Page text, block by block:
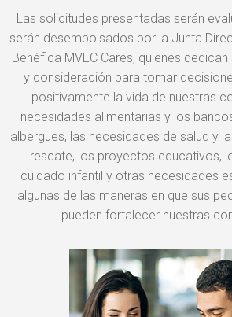
Las solicitudes presentadas serán
serán desembolsados por la Junta
Benéfica MVEC Cares, quienes
y consideración para tomar
positivamente la vida de nuestras
necesidades alimentarias y los
albergues, las necesidades de salud y
rescate, los proyectos educativos,
cuidado infantil y otras necesidades
algunas de las maneras en que sus
pueden fortalecer nuestras